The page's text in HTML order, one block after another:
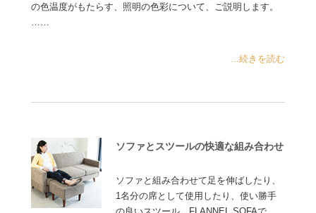
の色温度がもたらす、照明の色彩について、ご説明します。
...続きを読む
ソファとスツールの快適な組み合わせ
ソファと組み合わせて足を伸ばしたり、
1名分の席として使用したり、使い勝手